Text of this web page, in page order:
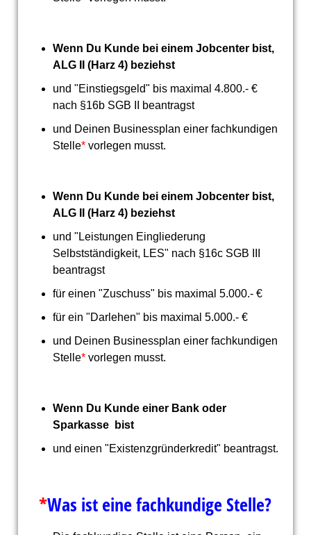
Wenn Du Kunde bei einem Jobcenter bist,
ALG II (Harz 4) beziehst
und "Einstiegsgeld" bis maximal 4.800.- €
nach §16b SGB II beantragst
und Deinen Businessplan einer fachkundigen
Stelle*vorlegen musst.
Wenn Du Kunde bei einem Jobcenter bist,
ALG II (Harz 4) beziehst
und "Leistungen Eingliederung
Selbstständigkeit, LES" nach §16c SGB III
beantragst
für einen "Zuschuss" bis maximal 5.000.- €
für ein "Darlehen" bis maximal 5.000.- €
und Deinen Businessplan einer fachkundigen
Stelle*vorlegen musst.
Wenn Du Kunde einer Bank oder
Sparkasse bist
und einen "Existenzgründerkredit" beantragst.
*Was ist eine fachkundige Stelle?